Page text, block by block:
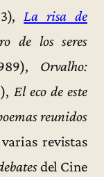
La risa de
de los seres
Orvalho:
El eco de este
reunidos
revistas
del Cine